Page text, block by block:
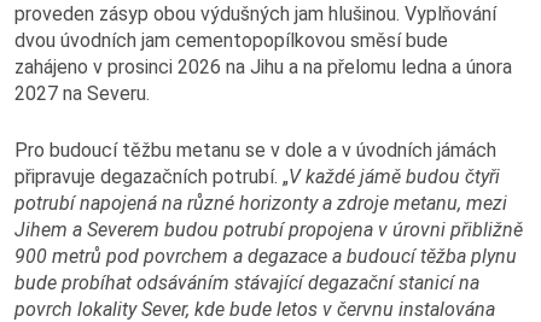
proveden zásyp obou výdušných jam hlušinou. Vyplňování
dvou úvodních jam cementopopílkovou směsí bude
zahájeno v prosinci 2026 na Jihu a na přelomu ledna a února
2027 na Severu.
Pro budoucí těžbu metanu se v dole a v úvodních jámách
připravuje degazačních potrubí. „V každé jámě budou čtyři
potrubí napojená na různé horizonty a zdroje metanu, mezi
Jihem a Severem budou potrubí propojena v úrovni přibližně
900 metrů pod povrchem a degazace a budoucí těžba plynu
bude probíhat odsáváním stávající degazační stanicí na
povrch lokality Sever, kde bude letos v červnu instalována